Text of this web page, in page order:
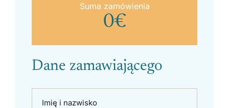
Suma zamówienia
0€
Dane zamawiającego
Imię i nazwisko